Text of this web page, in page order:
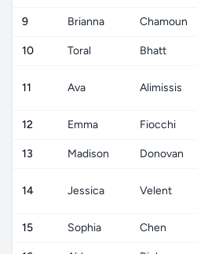
9 Brianna Chamoun
10 Toral Bhatt
11 Ava Alimissis
12 Emma Fiocchi
13 Madison Donovan
14 Jessica Velent
15 Sophia Chen